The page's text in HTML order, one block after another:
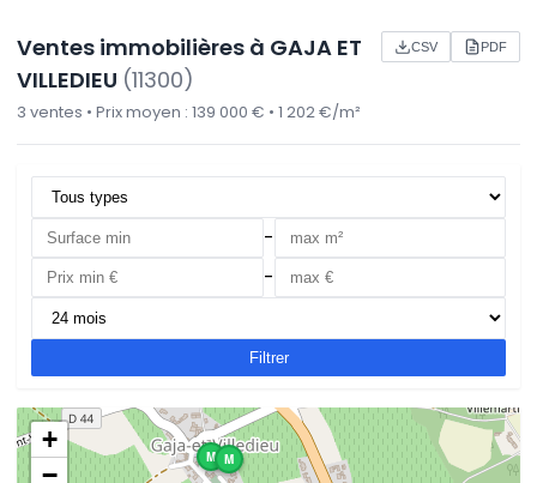
Ventes immobilières à GAJA ET
VILLEDIEU (11300)
3 ventes • Prix moyen : 139 000 € • 1 202 €/m²
CSV PDF
-
-
Filtrer
M
M
+
−